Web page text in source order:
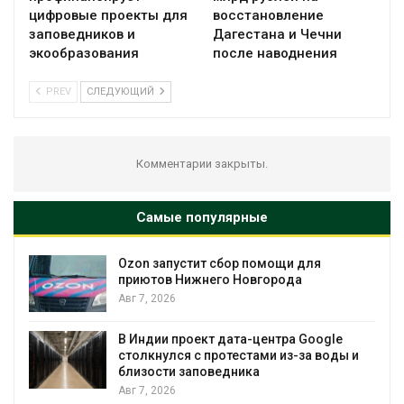
цифровые проекты для
заповедников и
экообразования
восстановление
Дагестана и Чечни
после наводнения
PREV СЛЕДУЮЩИЙ
Комментарии закрыты.
Самые популярные
для
Google
из-за воды и
Солнечные панели над
позволяют одновременно
Дождевая вода с крыш
городам переживать жару